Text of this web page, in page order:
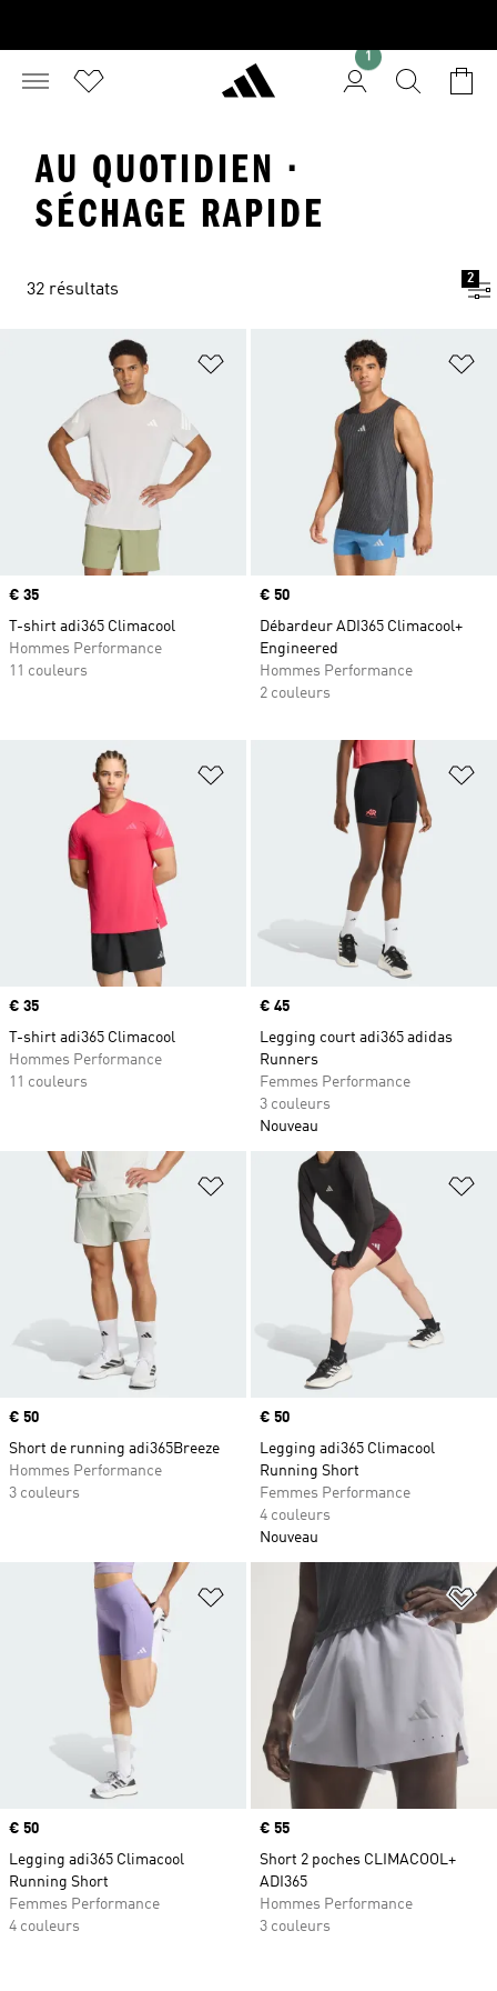
1
AU QUOTIDIEN ·
SÉCHAGE RAPIDE
32 résultats
2
Ajouter à la Liste de produits
Prix
€ 35
T-shirt adi365 Climacool
Hommes Performance
11 couleurs
Prix
€ 50
Débardeur ADI365 Climacool+
Engineered
Hommes Performance
2 couleurs
Ajouter à la Liste de produits
Prix
€ 35
T-shirt adi365 Climacool
Hommes Performance
11 couleurs
Prix
€ 45
Legging court adi365 adidas
Runners
Femmes Performance
3 couleurs
Nouveau
Ajouter à la Liste de produits
Prix
€ 50
Short de running adi365Breeze
Hommes Performance
3 couleurs
Prix
€ 50
Legging adi365 Climacool
Running Short
Femmes Performance
4 couleurs
Nouveau
Ajouter à la Liste de produits
Prix
€ 50
Legging adi365 Climacool
Running Short
Femmes Performance
4 couleurs
Prix
€ 55
Short 2 poches CLIMACOOL+
ADI365
Hommes Performance
3 couleurs